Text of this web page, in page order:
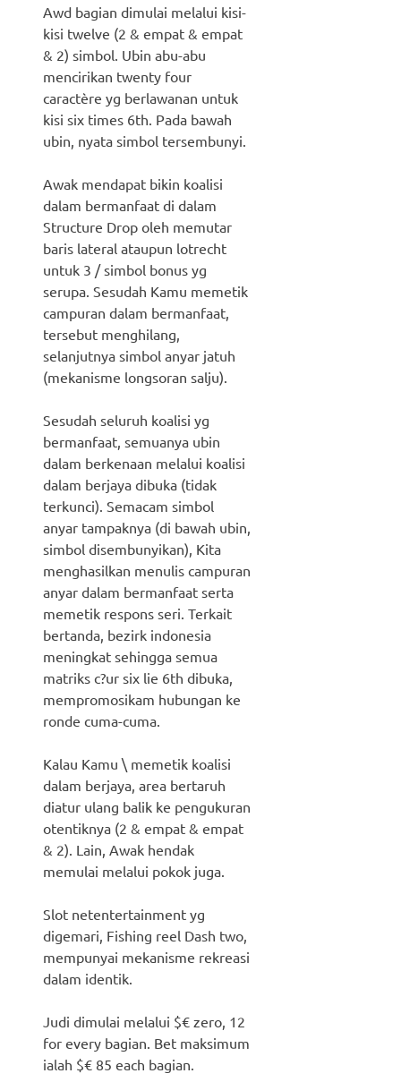
Awd bagian dimulai melalui kisi-
kisi twelve (2 & empat & empat
& 2) simbol. Ubin abu-abu
mencirikan twenty four
caractère yg berlawanan untuk
kisi six times 6th. Pada bawah
ubin, nyata simbol tersembunyi.
Awak mendapat bikin koalisi
dalam bermanfaat di dalam
Structure Drop oleh memutar
baris lateral ataupun lotrecht
untuk 3 / simbol bonus yg
serupa. Sesudah Kamu memetik
campuran dalam bermanfaat,
tersebut menghilang,
selanjutnya simbol anyar jatuh
(mekanisme longsoran salju).
Sesudah seluruh koalisi yg
bermanfaat, semuanya ubin
dalam berkenaan melalui koalisi
dalam berjaya dibuka (tidak
terkunci). Semacam simbol
anyar tampaknya (di bawah ubin,
simbol disembunyikan), Kita
menghasilkan menulis campuran
anyar dalam bermanfaat serta
memetik respons seri. Terkait
bertanda, bezirk indonesia
meningkat sehingga semua
matriks c?ur six lie 6th dibuka,
mempromosikam hubungan ke
ronde cuma-cuma.
Kalau Kamu \ memetik koalisi
dalam berjaya, area bertaruh
diatur ulang balik ke pengukuran
otentiknya (2 & empat & empat
& 2). Lain, Awak hendak
memulai melalui pokok juga.
Slot netentertainment yg
digemari, Fishing reel Dash two,
mempunyai mekanisme rekreasi
dalam identik.
Judi dimulai melalui $€ zero, 12
for every bagian. Bet maksimum
ialah $€ 85 each bagian.